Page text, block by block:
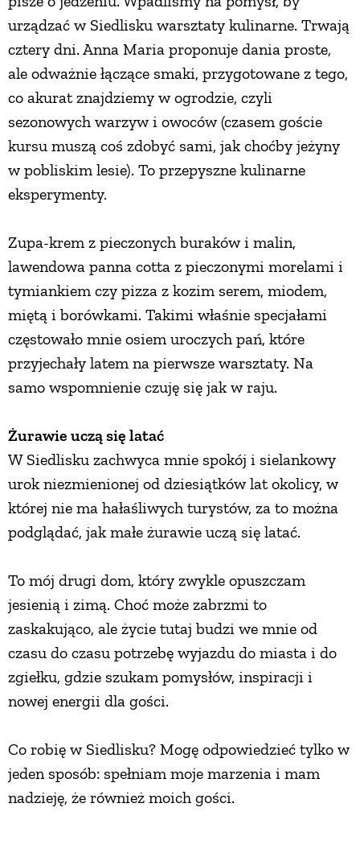
urządzać w Siedlisku warsztaty kulinarne. Trwają
cztery dni. Anna Maria proponuje dania proste,
ale odważnie łączące smaki, przygotowane z tego,
co akurat znajdziemy w ogrodzie, czyli
sezonowych warzyw i owoców (czasem goście
kursu muszą coś zdobyć sami, jak choćby jeżyny
w pobliskim lesie). To przepyszne kulinarne
eksperymenty.
Zupa-krem z pieczonych buraków i malin,
lawendowa panna cotta z pieczonymi morelami i
tymiankiem czy pizza z kozim serem, miodem,
miętą i borówkami. Takimi właśnie specjałami
częstowało mnie osiem uroczych pań, które
przyjechały latem na pierwsze warsztaty. Na
samo wspomnienie czuję się jak w raju.
Żurawie uczą się latać
W Siedlisku zachwyca mnie spokój i sielankowy
urok niezmienionej od dziesiątków lat okolicy, w
której nie ma hałaśliwych turystów, za to można
podglądać, jak małe żurawie uczą się latać.
To mój drugi dom, który zwykle opuszczam
jesienią i zimą. Choć może zabrzmi to
zaskakująco, ale życie tutaj budzi we mnie od
czasu do czasu potrzebę wyjazdu do miasta i do
zgiełku, gdzie szukam pomysłów, inspiracji i
nowej energii dla gości.
Co robię w Siedlisku? Mogę odpowiedzieć tylko w
jeden sposób: spełniam moje marzenia i mam
nadzieję, że również moich gości.